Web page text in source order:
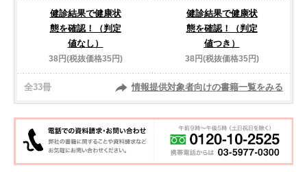
健診結果で健康状
態を確認！（判定
値なし）
38円(税抜価格35円)
健診結果で健康状
態を確認！（判定
値つき）
38円(税抜価格35円)
全33冊 情報提供対象者向けの書籍一覧をみる